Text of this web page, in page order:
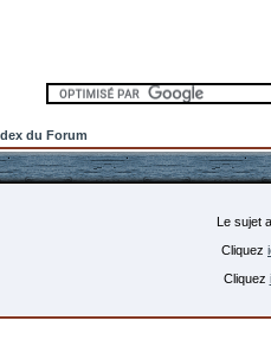
du Forum
Le sujet
Cliquez
Cliquez